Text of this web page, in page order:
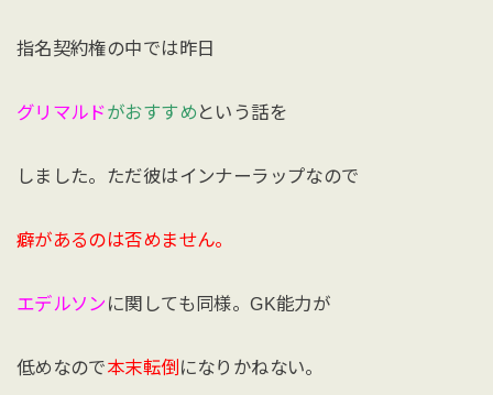
指名契約権の中では昨日
グリマルドがおすすめ という話を
しました。ただ彼はインナーラップなので
癖があるのは否めません。
エデルソン に関しても同様。GK能力が
低めなので本末転倒 になりかねない。